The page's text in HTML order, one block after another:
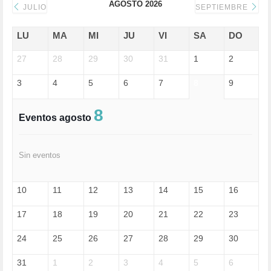
DONALD TRUMP (82)
EDGAR MORIN (1)
EMIGRACIÓN (4)
ESPECULACIÓN (2)
FELICIDAD (1)
FRANCISCO (5)
GUERRA (133)
HUMOR (1)
IA (1)
INMIGRACIÓN (145)
JULIO AGOSTO 2026 SEPTIEMBRE
LU MA MI JU VI SA DO
27 28 29 30 31 1 2
3 4 5 6 7 9
Eventos agosto 8
Sin eventos
10 11 12 13 14 15 16
17 18 19 20 21 22 23
24 25 26 27 28 29 30
31 1 2 3 4 5 6